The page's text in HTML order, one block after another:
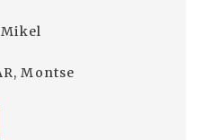
Mikel
Montse